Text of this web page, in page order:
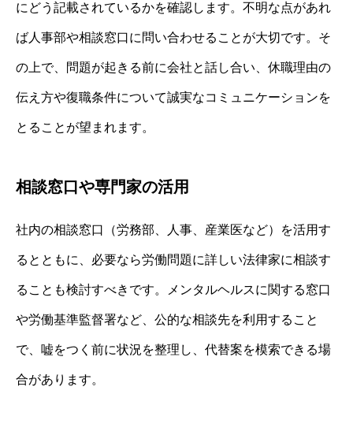
にどう記載されているかを確認します。不明な点があれ
ば人事部や相談窓口に問い合わせることが大切です。そ
の上で、問題が起きる前に会社と話し合い、休職理由の
伝え方や復職条件について誠実なコミュニケーションを
とることが望まれます。
相談窓口や専門家の活用
社内の相談窓口（労務部、人事、産業医など）を活用す
るとともに、必要なら労働問題に詳しい法律家に相談す
ることも検討すべきです。メンタルヘルスに関する窓口
や労働基準監督署など、公的な相談先を利用すること
で、嘘をつく前に状況を整理し、代替案を模索できる場
合があります。